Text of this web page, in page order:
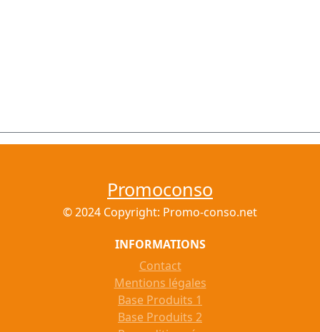
Promoconso
© 2024 Copyright: Promo-conso.net
INFORMATIONS
Contact
Mentions légales
Base Produits 1
Base Produits 2